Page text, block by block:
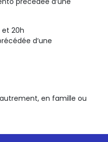
et 20h
d’une
en famille ou